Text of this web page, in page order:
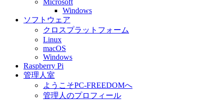
Microsoft
Windows
ソフトウェア
クロスプラットフォーム
Linux
macOS
Windows
Raspberry Pi
管理人室
ようこそPC-FREEDOMへ
管理人のプロフィール